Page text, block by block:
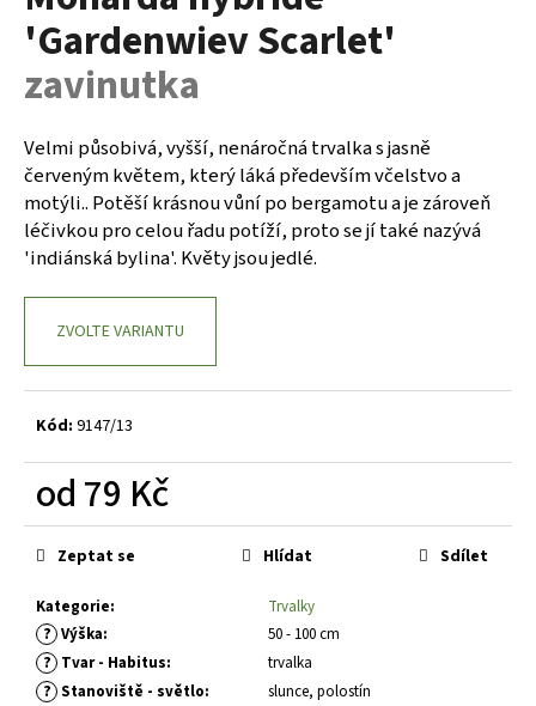
0,0
hvězdiček.
'Gardenwiev Scarlet'
zavinutka
Velmi působivá, vyšší, nenáročná trvalka s jasně
červeným květem, který láká především včelstvo a
motýli.. Potěší krásnou vůní po bergamotu a je zároveň
léčivkou pro celou řadu potíží, proto se jí také nazývá
'indiánská bylina'. Květy jsou jedlé.
ZVOLTE VARIANTU
Kód: 9147/13
od79 Kč
Měrná
cena:
Kategorie: Trvalky
? Výška: 50 - 100 cm
? Tvar - Habitus: trvalka
? Stanoviště - světlo: slunce, polostín
Zeptat se Hlídat Sdílet
a
í
?
D
o
m
e